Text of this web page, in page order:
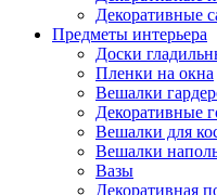
Декоративные
Предметы интерьера
Доски
Пленки на окна
Вешалки
Декоративные
Вешалки для
Вешалки
Вазы
Декоративная